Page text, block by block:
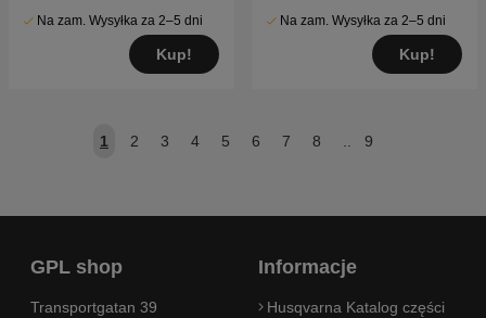
Na zam. Wysyłka za 2–5 dni
Kup!
Na zam. Wysyłka za 2–5 dni
Kup!
1 2 3 4 5 6 7 8 .. 9
GPL shop
Transportgatan 39
Informacje
Husqvarna Katalog części